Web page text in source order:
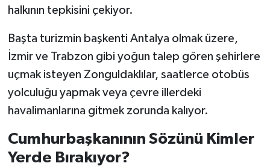
halkının tepkisini çekiyor.
Başta turizmin başkenti Antalya olmak üzere,
İzmir ve Trabzon gibi yoğun talep gören şehirlere
uçmak isteyen Zonguldaklılar, saatlerce otobüs
yolculuğu yapmak veya çevre illerdeki
havalimanlarına gitmek zorunda kalıyor.
Cumhurbaşkanının Sözünü Kimler
Yerde Bırakıyor?